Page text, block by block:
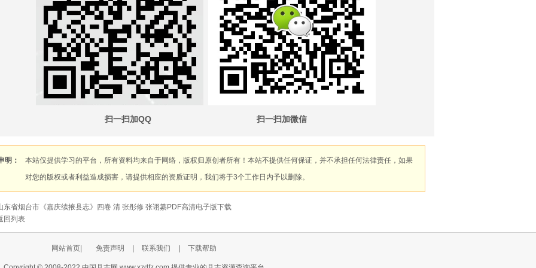
扫一扫加QQ 扫一扫加微信
明：
本站仅提供学习的平台，所有资料均来自于网络，版权归原创者所有！本站不提供任何保证，并不承担任何法律责任，如果
对您的版权或者利益造成损害，请提供相应的资质证明，我们将于3个工作日内予以删除。
东省烟台市《嘉庆续掖县志》四卷 清 张彤修 张诩纂PDF高清电子版下载
回列表
网站首页| 免责声明 联系我们 下载帮助